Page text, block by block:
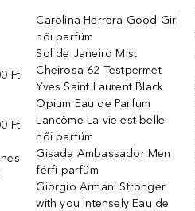
Ft
Ft
Carolina Herrera Good Girl
női parfüm
Sol de Janeiro Mist
Cheirosa 62 Testpermet
Yves Saint Laurent Black
Opium Eau de Parfum
Lancôme La vie est belle
női parfüm
Gisada Ambassador Men
férfi parfüm
Giorgio Armani Stronger
with you Intensely Eau de